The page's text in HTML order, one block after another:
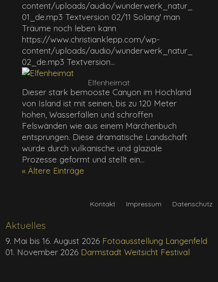
content/uploads/audio/wunderwerk_natur_
01_de.mp3 Textversion 02/11 Solang' man
Träume noch leben kann
https://www.christianklepp.com/wp-
content/uploads/audio/wunderwerk_natur_
02_de.mp3 Textversion...
Elfenheimat
Dieser stark bemooste Canyon im Hochland
von Island ist mit seinen, bis zu 120 Meter
hohen, Wasserfällen und schroffen
Felswänden wie aus einem Märchenbuch
entsprungen. Diese dramatische Landschaft
wurde durch vulkanische und glaziale
Prozesse geformt und stellt ein...
« Ältere Einträge
Aktuelles
9. Mai bis 16. August 2026 Fotoausstellung Langenfeld
01. November 2026 Darmstadt Weitsicht Festival
Kontakt Impressum Datenschutz